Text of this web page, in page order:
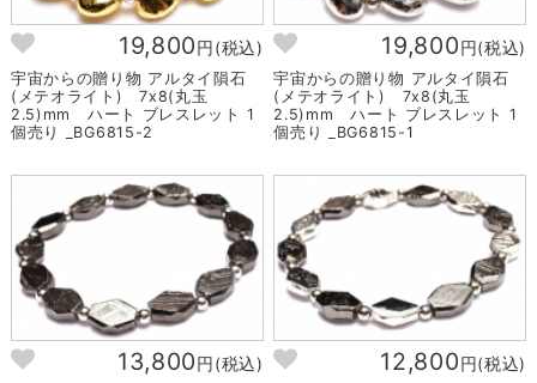
19,800円(税込)
宇宙からの贈り物 アルタイ隕石
(メテオライト) 7x8(丸玉
2.5)mm ハート ブレスレット 1
個売り _BG6815-2
19,800円(税込)
宇宙からの贈り物 アルタイ隕石
(メテオライト) 7x8(丸玉
2.5)mm ハート ブレスレット 1
個売り _BG6815-1
13,800円(税込) 12,800円(税込)